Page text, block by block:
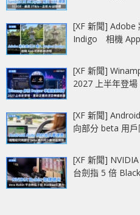
[XF 新聞] Adobe
Indigo 相機
[XF 新聞]
2027 上半年登
[XF 新聞]
向部分 beta 用
[XF 新聞]
台劍指 5 倍